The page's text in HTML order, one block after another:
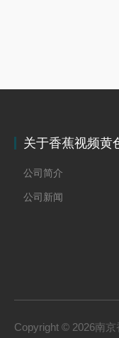
关于香蕉视频黄
公司简介
公司新闻
Copyright © 2026南